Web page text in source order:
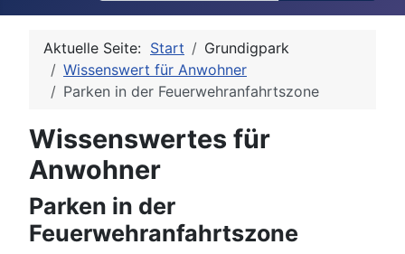
Aktuelle Seite: Start
Grundigpark
Wissenswert für Anwohner
Parken in der Feuerwehranfahrtszone
Wissenswertes für
Anwohner
Parken in der
Feuerwehranfahrtszone